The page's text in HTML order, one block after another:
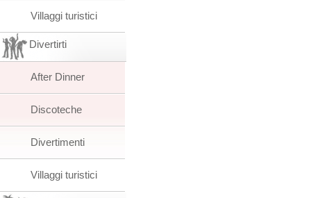
Villaggi turistici
Divertirti
After Dinner
Discoteche
Divertimenti
Villaggi turistici